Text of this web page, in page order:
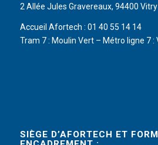
2 Allée Jules Gravereaux, 94400
Accueil Afortech : 01 40 55 14 14
Tram 7 : Moulin Vert – Métro ligne 7 :
SIÈGE D’AFORTECH ET